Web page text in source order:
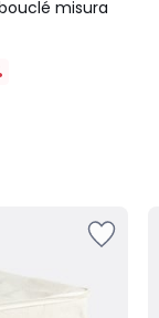
misura